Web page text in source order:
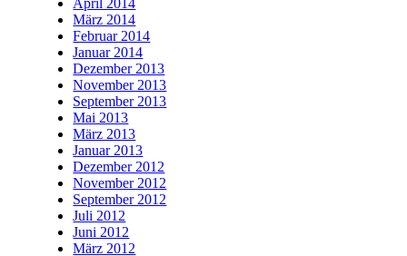
April 2014
März 2014
Februar 2014
Januar 2014
Dezember 2013
November 2013
September 2013
Mai 2013
März 2013
Januar 2013
Dezember 2012
November 2012
September 2012
Juli 2012
Juni 2012
März 2012